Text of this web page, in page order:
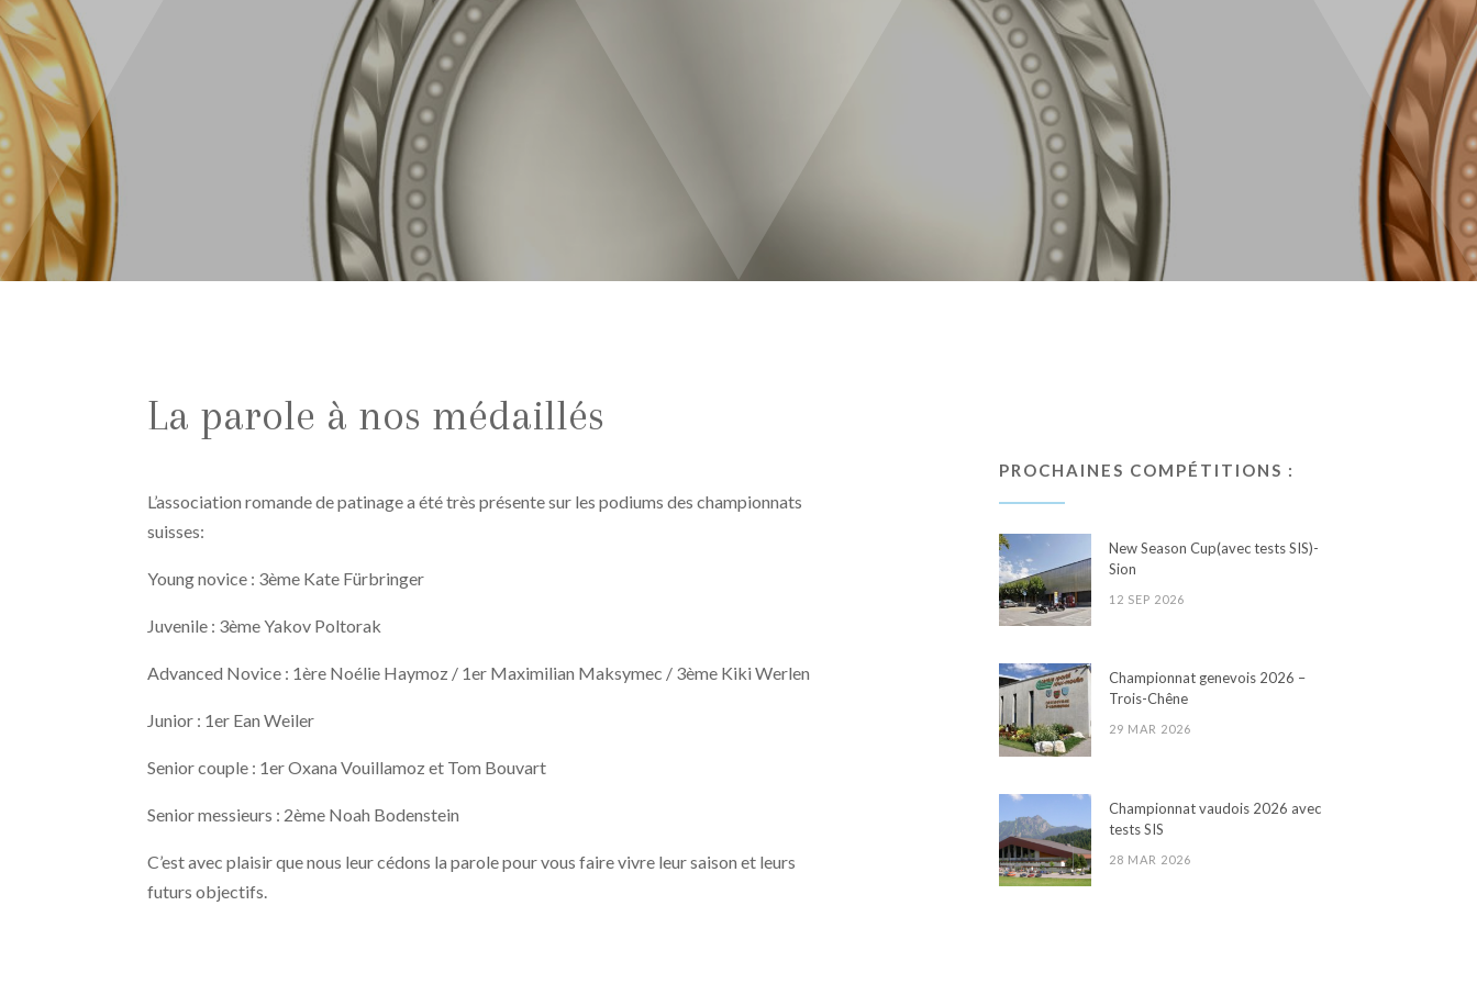
La parole à nos médaillés
L’association romande de patinage a été très présente sur les podiums des championnats
suisses:
Young novice : 3ème Kate Fürbringer
Juvenile : 3ème Yakov Poltorak
Advanced Novice : 1ère Noélie Haymoz / 1er Maximilian Maksymec / 3ème Kiki Werlen
Junior : 1er Ean Weiler
Senior couple : 1er Oxana Vouillamoz et Tom Bouvart
Senior messieurs : 2ème Noah Bodenstein
C’est avec plaisir que nous leur cédons la parole pour vous faire vivre leur saison et leurs
futurs objectifs.
PROCHAINES COMPÉTITIONS :
New Season Cup(avec tests SIS)-
Sion
12 SEP 2026
Championnat genevois 2026 –
Trois-Chêne
29 MAR 2026
Championnat vaudois 2026 avec
tests SIS
28 MAR 2026